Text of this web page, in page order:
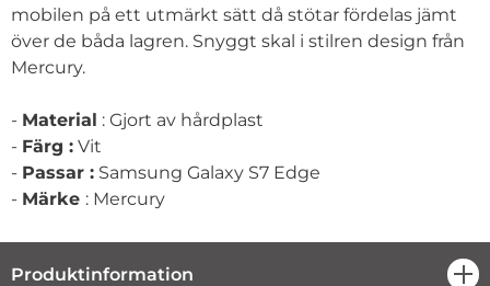
mobilen på ett utmärkt sätt då stötar fördelas jämt
över de båda lagren. Snyggt skal i stilren design från
Mercury.
- Material : Gjort av hårdplast
- Färg : Vit
- Passar : Samsung Galaxy S7 Edge
- Märke : Mercury
Produktinformation